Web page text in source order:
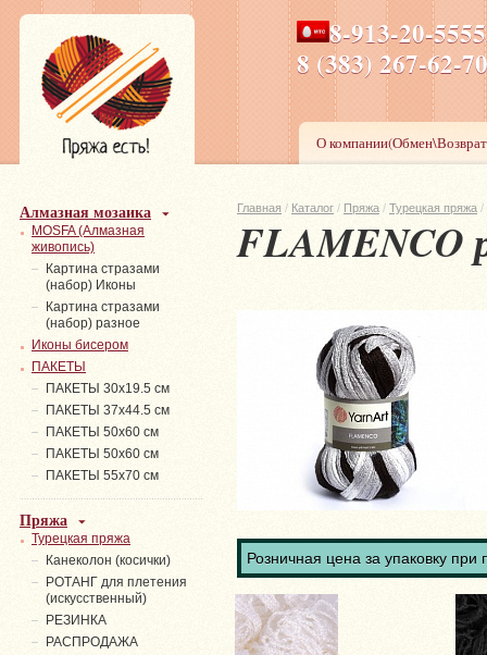
8-913-20-
8 (383) 267-
ПН-ПТ 8-17,СБ-ВС 9-
О
Главная / Каталог / Пряжа / Турецкая пряжа /
FLAMENCO
Розничная цена за упаковку при
Алмазная мозаика
MOSFA (Алмазная
живопись)
Картина стразами
(набор) Иконы
Картина стразами
(набор) разное
Иконы бисером
ПАКЕТЫ
ПАКЕТЫ 30х19.5 см
ПАКЕТЫ 37х44.5 см
ПАКЕТЫ 50х60 см
ПАКЕТЫ 50х60 см
ПАКЕТЫ 55х70 см
Пряжа
Турецкая пряжа
Канеколон (косички)
РОТАНГ для плетения
(искусственный)
PЕЗИНКА
РАСПРОДАЖА